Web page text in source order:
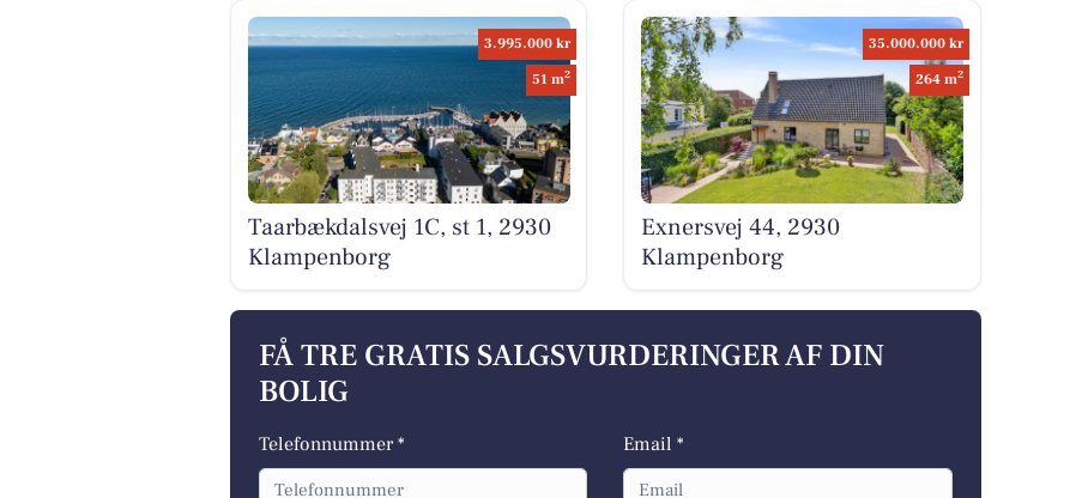
3.995.000 kr
51 m2
Taarbækdalsvej 1C, st 1, 2930
Klampenborg
35.000.000 kr
264 m2
Exnersvej 44, 2930
Klampenborg
FÅ TRE GRATIS SALGSVURDERINGER AF DIN
BOLIG
Telefonnummer * Email *